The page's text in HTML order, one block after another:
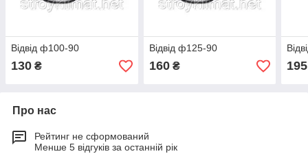
Відвід ф100-90
130 ₴
Відвід ф125-90
160₴ 195
Про нас
Рейтинг не сформований
Менше 5 відгуків за останній рік